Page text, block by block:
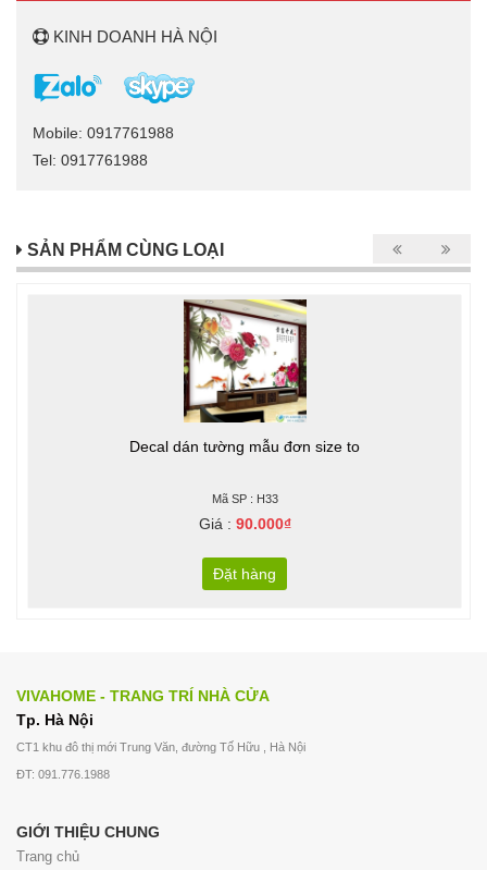
KINH DOANH HÀ NỘI
Mobile: 0917761988
Tel: 0917761988
SẢN PHẨM CÙNG LOẠI
Decal dán tường mẫu đơn size to
Mã SP : H33
Giá : 90.000₫
Đặt hàng
VIVAHOME - TRANG TRÍ NHÀ CỬA
Tp. Hà Nội
CT1 khu đô thị mới Trung Văn, đường Tố Hữu , Hà Nội
ĐT: 091.776.1988
GIỚI THIỆU CHUNG
Trang chủ